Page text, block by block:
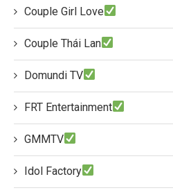
Couple Girl Love
Couple Thái Lan
Domundi TV
FRT Entertainment
GMMTV
Idol Factory